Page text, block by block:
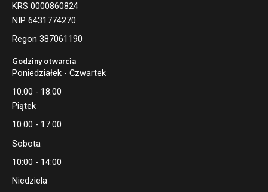
KRS 0000860824
NIP 6431774270
Regon 387061190
Godziny otwarcia
Poniedziałek - Czwartek
10:00 - 18:00
Piątek
10:00 - 17:00
Sobota
10:00 - 14:00
Niedziela